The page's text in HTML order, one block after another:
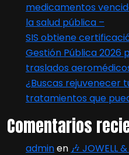
medicamentos
la salud pública –
SIS obtiene
Gestión Pública 2026
traslados
¿Buscas rejuvenecer
tratamientos que
Comentarios
adminen 🎶 JOWELL